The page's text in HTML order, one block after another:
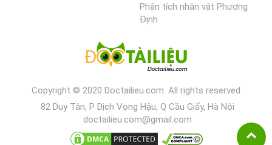
Phân tích nhân vật Phương
Định
Copyright © 2020 Doctailieu.com. All rights reserved
82 Duy Tân, P Dịch Vọng Hậu, Q Cầu Giấy, Hà Nội
doctailieu.com@gmail.com